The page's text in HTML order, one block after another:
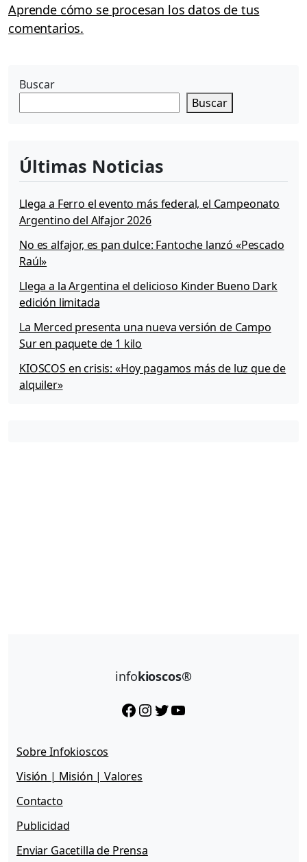
Aprende cómo se procesan los datos de tus
comentarios.
Buscar
Buscar
Últimas Noticias
Llega a Ferro el evento más federal, el Campeonato
Argentino del Alfajor 2026
No es alfajor, es pan dulce: Fantoche lanzó «Pescado
Raúl»
Llega a la Argentina el delicioso Kinder Bueno Dark
edición limitada
La Merced presenta una nueva versión de Campo
Sur en paquete de 1 kilo
KIOSCOS en crisis: «Hoy pagamos más de luz que de
alquiler»
infokioscos®
Facebook InstagramTwitter YouTube
Sobre Infokioscos
Visión | Misión | Valores
Contacto
Publicidad
Enviar Gacetilla de Prensa